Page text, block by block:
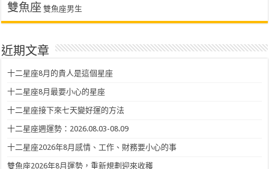
雙魚座 雙魚座男生
近期文章
十二星座8月的貴人是這個星座
十二星座8月最要小心的星座
十二星座接下來七天變好運的方法
十二星座週運勢：2026.08.03-08.09
十二星座2026年8月感情、工作、財務要小心的事
雙魚座2026年8月運勢，重新規劃迎來收穫